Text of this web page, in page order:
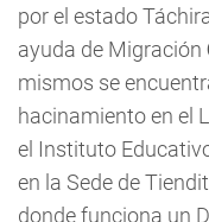
por el estado
ayuda de Migración
mismos se
hacinamiento en el
el Instituto
en la Sede de
donde funciona un